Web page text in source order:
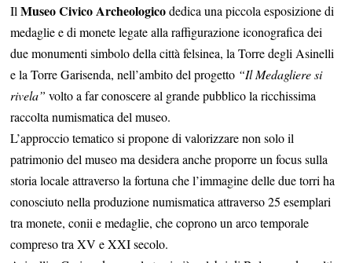
IlMuseo Civico Archeologicodedica una piccola esposizione di
medaglie e di monete legate alla raffigurazione iconografica dei
due monumenti simbolo della città felsinea, la Torre degli Asinelli
e la Torre Garisenda, nell’ambito del progetto “Il Medagliere si
rivela” volto a far conoscere al grande pubblico la ricchissima
raccolta numismatica del museo.
L’approccio tematico si propone di valorizzare non solo il
patrimonio del museo ma desidera anche proporre un focus sulla
storia locale attraverso la fortuna che l’immagine delle due torri ha
conosciuto nella produzione numismatica attraverso 25 esemplari
tra monete, conii e medaglie, che coprono un arco temporale
compreso tra XV e XXI secolo.